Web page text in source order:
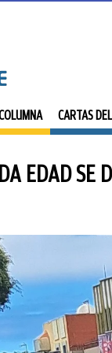
CARTAS
EDAD SE